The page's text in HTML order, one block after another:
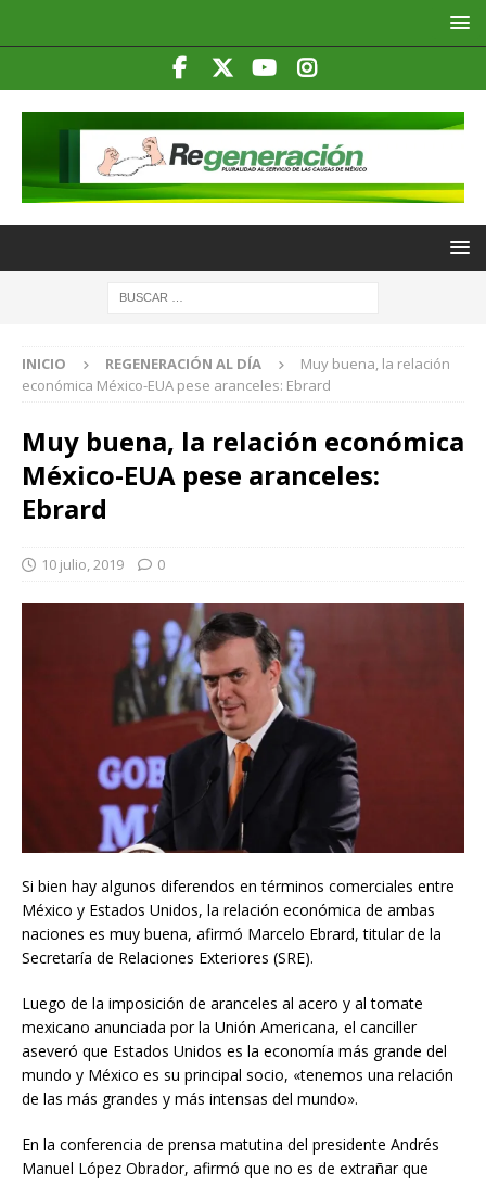
INICIO REGENERACIÓN AL DÍA
Muy buena, la relación
económica México-EUA pese aranceles: Ebrard
Muy buena, la relación económica
México-EUA pese aranceles:
Ebrard
10 julio, 2019 0
Si bien hay algunos diferendos en términos comerciales entre
México y Estados Unidos, la relación económica de ambas
naciones es muy buena, afirmó Marcelo Ebrard, titular de la
Secretaría de Relaciones Exteriores (SRE).
Luego de la imposición de aranceles al acero y al tomate
mexicano anunciada por la Unión Americana, el canciller
aseveró que Estados Unidos es la economía más grande del
mundo y México es su principal socio, «tenemos una relación
de las más grandes y más intensas del mundo».
En la conferencia de prensa matutina del presidente Andrés
Manuel López Obrador, afirmó que no es de extrañar que